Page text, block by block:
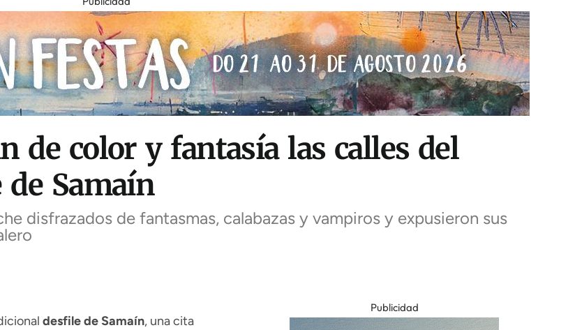
de color y fantasía las calles del
Samaín
disfrazados de fantasmas, calabazas y vampiros y expusieron sus
desfile de Samaín, una cita
Publicidad